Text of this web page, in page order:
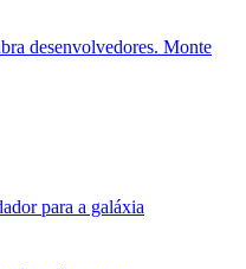
desenvolvedores. Monte
para a galáxia